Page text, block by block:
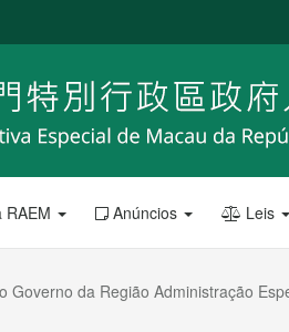
RAEM Anúncios Leis
da Região Administração